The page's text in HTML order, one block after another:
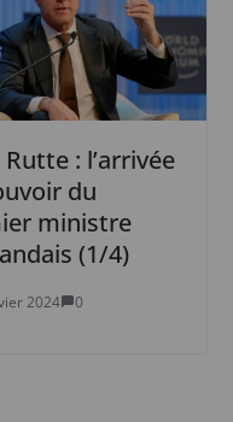
: l’arrivée
du
ministre
(1/4)
2024 0